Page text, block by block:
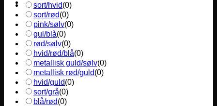
sort/hvid(0)
sort/rød(0)
pink/sølv(0)
gul/blå(0)
rød/sølv(0)
hvid/rød/blå(0)
metallisk guld/sølv(0)
metallisk rød/guld(0)
hvid/guld(0)
sort/grå(0)
blå/rød(0)